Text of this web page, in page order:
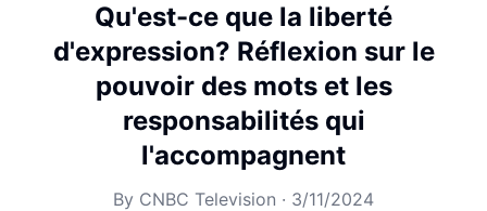
Qu'est-ce que la liberté
d'expression? Réflexion sur le
pouvoir des mots et les
responsabilités qui
l'accompagnent
By CNBC Television · 3/11/2024